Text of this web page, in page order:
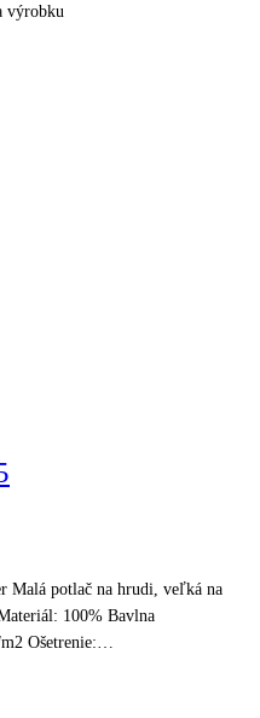
výrobku
Malá potlač na hrudi, veľká na
100% Bavlna
Ošetrenie:…